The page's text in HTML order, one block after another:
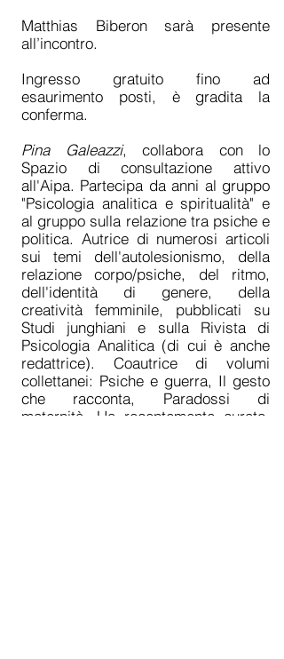
Matthias Biberon sarà presente
all’incontro.
Ingresso gratuito fino ad
esaurimento posti, è gradita la
conferma.
Pina Galeazzi, collabora con lo
Spazio di consultazione attivo
all'Aipa. Partecipa da anni al gruppo
"Psicologia analitica e spiritualità" e
al gruppo sulla relazione tra psiche e
politica. Autrice di numerosi articoli
sui temi dell'autolesionismo, della
relazione corpo/psiche, del ritmo,
dell'identità di genere, della
creatività femminile, pubblicati su
Studi junghiani e sulla Rivista di
Psicologia Analitica (di cui è anche
redattrice). Coautrice di volumi
collettanei: Psiche e guerra, Il gesto
che racconta, Paradossi di
maternità. Ha recentemente curato,